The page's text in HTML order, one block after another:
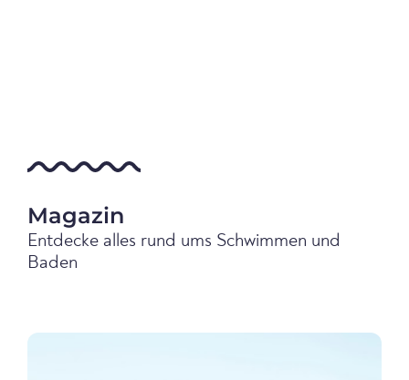
Magazin
Entdecke alles rund ums Schwimmen und
Baden